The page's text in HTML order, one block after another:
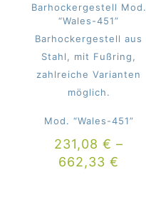
Barhockergestell Mod.
“Wales-451”
Barhockergestell aus
Stahl, mit Fußring,
zahlreiche Varianten
möglich.
Mod. “Wales-451”
231,08€ –
662,33€